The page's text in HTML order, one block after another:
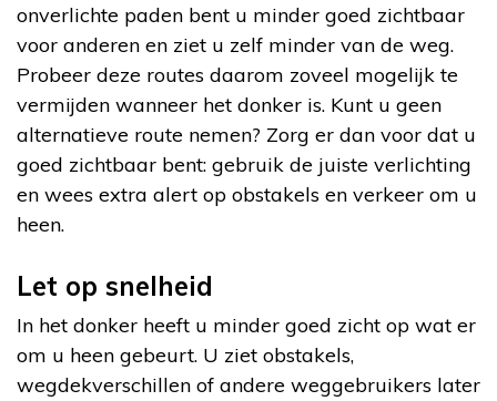
onverlichte paden bent u minder goed zichtbaar
voor anderen en ziet u zelf minder van de weg.
Probeer deze routes daarom zoveel mogelijk te
vermijden wanneer het donker is. Kunt u geen
alternatieve route nemen? Zorg er dan voor dat u
goed zichtbaar bent: gebruik de juiste verlichting
en wees extra alert op obstakels en verkeer om u
heen.
Let op snelheid
In het donker heeft u minder goed zicht op wat er
om u heen gebeurt. U ziet obstakels,
wegdekverschillen of andere weggebruikers later